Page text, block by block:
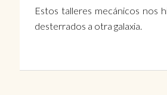
Estos talleres mecánicos nos
desterrados a otra galaxia.